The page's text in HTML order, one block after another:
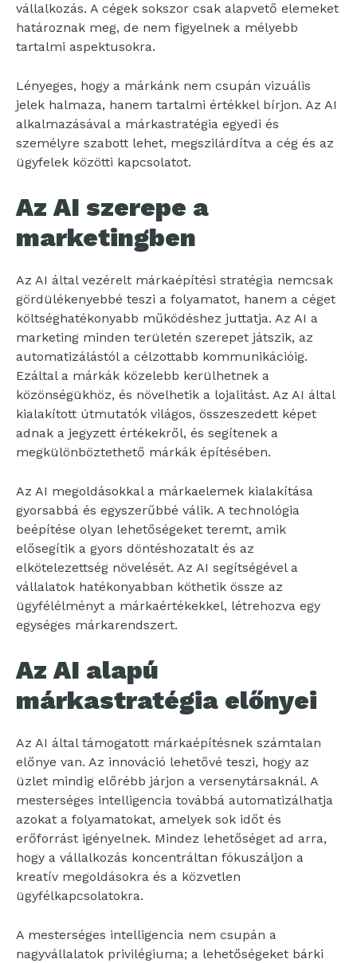
vállalkozás. A cégek sokszor csak alapvető elemeket
határoznak meg, de nem figyelnek a mélyebb
tartalmi aspektusokra.
Lényeges, hogy a márkánk nem csupán vizuális
jelek halmaza, hanem tartalmi értékkel bírjon. Az AI
alkalmazásával a márkastratégia egyedi és
személyre szabott lehet, megszilárdítva a cég és az
ügyfelek közötti kapcsolatot.
Az AI szerepe a
marketingben
Az AI által vezérelt márkaépítési stratégia nemcsak
gördülékenyebbé teszi a folyamatot, hanem a céget
költséghatékonyabb működéshez juttatja. Az AI a
marketing minden területén szerepet játszik, az
automatizálástól a célzottabb kommunikációig.
Ezáltal a márkák közelebb kerülhetnek a
közönségükhöz, és növelhetik a lojalitást. Az AI által
kialakított útmutatók világos, összeszedett képet
adnak a jegyzett értékekről, és segítenek a
megkülönböztethető márkák építésében.
Az AI megoldásokkal a márkaelemek kialakítása
gyorsabbá és egyszerűbbé válik. A technológia
beépítése olyan lehetőségeket teremt, amik
elősegítik a gyors döntéshozatalt és az
elkötelezettség növelését. Az AI segítségével a
vállalatok hatékonyabban köthetik össze az
ügyfélélményt a márkaértékekkel, létrehozva egy
egységes márkarendszert.
Az AI alapú
márkastratégia előnyei
Az AI által támogatott márkaépítésnek számtalan
előnye van. Az innováció lehetővé teszi, hogy az
üzlet mindig előrébb járjon a versenytársaknál. A
mesterséges intelligencia továbbá automatizálhatja
azokat a folyamatokat, amelyek sok időt és
erőforrást igényelnek. Mindez lehetőséget ad arra,
hogy a vállalkozás koncentráltan fókuszáljon a
kreatív megoldásokra és a közvetlen
ügyfélkapcsolatokra.
A mesterséges intelligencia nem csupán a
nagyvállalatok privilégiuma; a lehetőségeket bárki